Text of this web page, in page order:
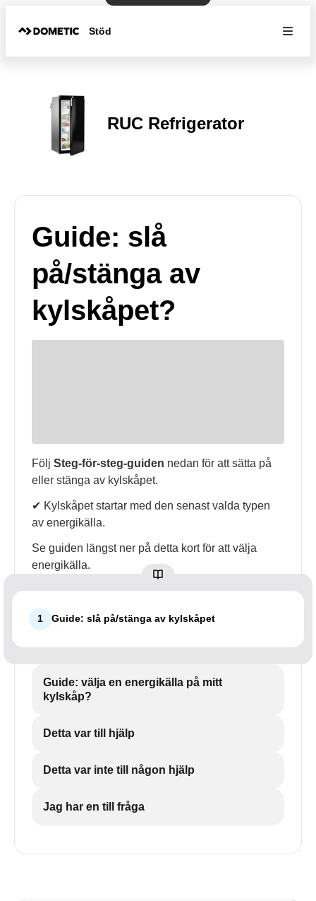
Stöd
RUC Refrigerator
Guide: slå
på/stänga av
kylskåpet?
Följ Steg-för-steg-guiden nedan för att sätta på
eller stänga av kylskåpet.
✔ Kylskåpet startar med den senast valda typen
av energikälla.
Se guiden längst ner på detta kort för att välja
energikälla.
1 Guide: slå på/stänga av kylskåpet
Guide: välja en energikälla på mitt
kylskåp?
Detta var till hjälp
Detta var inte till någon hjälp
Jag har en till fråga